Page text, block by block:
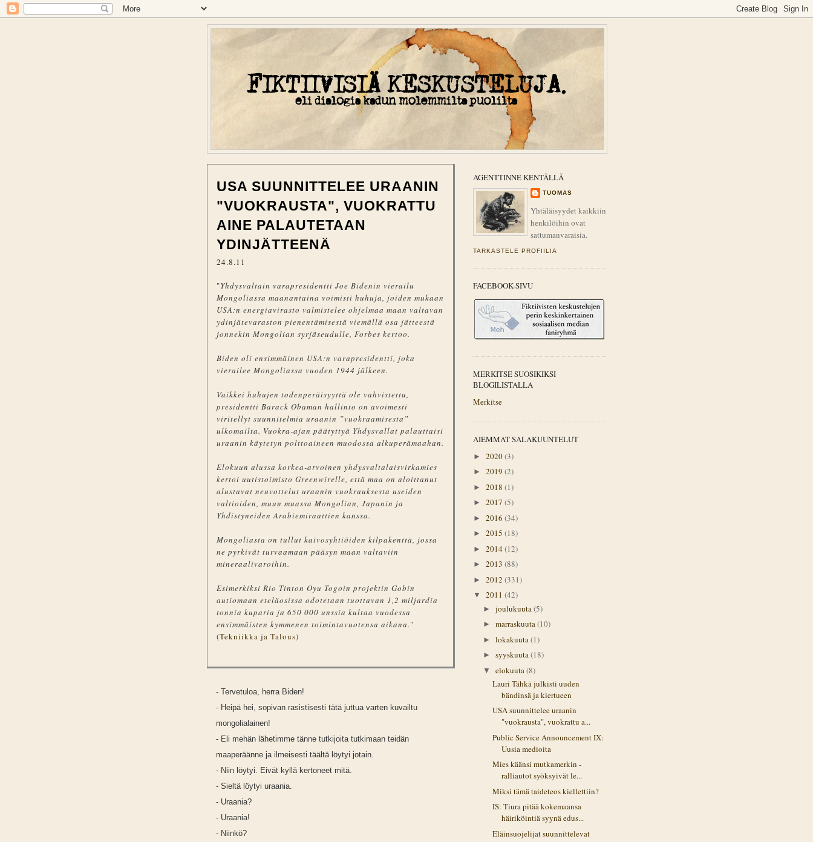
USA SUUNNITTELEE URAANIN
"VUOKRAUSTA", VUOKRATTU
AINE PALAUTETAAN
YDINJÄTTEENÄ
24.8.11
"Yhdysvaltain varapresidentti Joe Bidenin vierailu
Mongoliassa maanantaina voimisti huhuja, joiden mukaan
USA:n energiavirasto valmistelee ohjelmaa maan valtavan
ydinjätevaraston pienentämisestä viemällä osa jätteestä
jonnekin Mongolian syrjäseudulle, Forbes kertoo.
Biden oli ensimmäinen USA:n varapresidentti, joka
vierailee Mongoliassa vuoden 1944 jälkeen.
Vaikkei huhujen todenperäisyyttä ole vahvistettu,
presidentti Barack Obaman hallinto on avoimesti
viritellyt suunnitelmia uraanin ”vuokraamisesta”
ulkomailta. Vuokra-ajan päätyttyä Yhdysvallat palauttaisi
uraanin käytetyn polttoaineen muodossa alkuperämaahan.
Elokuun alussa korkea-arvoinen yhdysvaltalaisvirkamies
kertoi uutistoimisto Greenwirelle, että maa on aloittanut
alustavat neuvottelut uraanin vuokrauksesta useiden
valtioiden, muun muassa Mongolian, Japanin ja
Yhdistyneiden Arabiemiraattien kanssa.
Mongoliasta on tullut kaivosyhtiöiden kilpakenttä, jossa
ne pyrkivät turvaamaan pääsyn maan valtaviin
mineraalivaroihin.
Esimerkiksi Rio Tinton Oyu Togoin projektin Gobin
autiomaan eteläosissa odotetaan tuottavan 1,2 miljardia
tonnia kuparia ja 650 000 unssia kultaa vuodessa
ensimmäisten kymmenen toimintavuotensa aikana."
(Tekniikka ja Talous)
- Tervetuloa, herra Biden!
- Heipä hei, sopivan rasistisesti tätä juttua varten kuvailtu
mongolialainen!
- Eli mehän lähetimme tänne tutkijoita tutkimaan teidän
maaperäänne ja ilmeisesti täältä löytyi jotain.
- Niin löytyi. Eivät kyllä kertoneet mitä.
- Sieltä löytyi uraania.
- Uraania?
- Uraania!
- Niinkö?
AGENTTINNE KENTÄLLÄ
TUOMAS
Yhtäläisyydet kaikkiin
henkilöihin ovat
sattumanvaraisia.
TARKASTELE PROFIILIA
FACEBOOK-SIVU
MERKITSE SUOSIKIKSI
BLOGILISTALLA
Merkitse
AIEMMAT SALAKUUNTELUT
► 2020(3)
► 2019 (2)
► 2018 (1)
► 2017 (5)
► 2016 (34)
► 2015 (18)
► 2014 (12)
► 2013 (88)
► 2012 (331)
▼ 2011 (42)
► joulukuuta (5)
► marraskuuta(10)
► lokakuuta (1)
► syyskuuta(18)
▼ elokuuta (8)
Lauri Tähkä julkisti uuden
bändinsä ja kiertueen
USA suunnittelee uraanin
"vuokrausta", vuokrattu a...
Public Service Announcement IX:
Uusia medioita
Mies käänsi mutkamerkin -
ralliautot syöksyivät le...
Miksi tämä taideteos kiellettiin?
IS: Tiura pitää kokemaansa
häiriköintiä syynä edus...
Eläinsuojelijat suunnittelevat